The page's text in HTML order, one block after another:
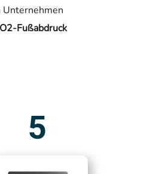
Fußabdruck
5